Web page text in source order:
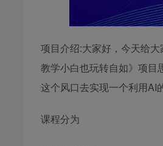
项目介绍:大家好，今天给
教学小白也玩转自如》项目
这个风口去实现一个利用AI
课程分为